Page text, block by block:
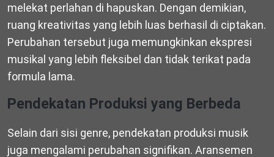
melekat perlahan di hapuskan. Dengan demikian,
ruang kreativitas yang lebih luas berhasil di ciptakan.
Perubahan tersebut juga memungkinkan ekspresi
musikal yang lebih fleksibel dan tidak terikat pada
formula lama.
Pendekatan Produksi yang Berbeda
Selain dari sisi genre, pendekatan produksi musik
juga mengalami perubahan signifikan. Aransemen